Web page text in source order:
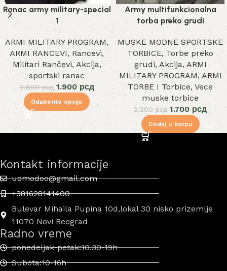
Ranac army military-special
1
ARMI MILITARY PROGRAM,
ARMI RANCEVI, Rancevi,
Militari Rančevi,Akcija,
sportski ranac
2.800рсд 1.900 рсд
Odaberite opcije
Army multifunkcionalna
torba preko grudi
MUSKE MODNE SPORTSKE
TORBICE, Torbe preko
grudi,Akcija, ARMI
MILITARY PROGRAM, ARMI
TORBE I Torbice,Vece
muske torbice
2.200рсд 1.700рсд
Dodaj u korpu
Kontakt informacije
uomodoo@gmail.com
+381628141400
Bulevar Mihaila Pupina 10d,lokal 30 nisko prizemlje
11070 Novi Beograd
Radno vreme
ponedeljak-petak:10.30-19h
Subota:10-16h